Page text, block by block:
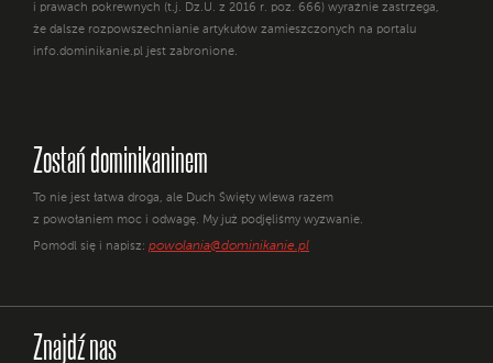
i prawach pokrewnych (t.j. Dz.U. z 2016 r. poz. 666) wyraźnie zastrzega,
że dalsze rozpowszechnianie artykułów zamieszczonych na portalu
info.dominikanie.pl jest zabronione.
Zostań dominikaninem
To nie jest łatwa droga, ale Duch Święty wlewa razem
z powołaniem moc i odwagę. My już podjęliśmy wyzwanie.
Pomódl się i napisz: powolania@dominikanie.pl
Znajdź nas